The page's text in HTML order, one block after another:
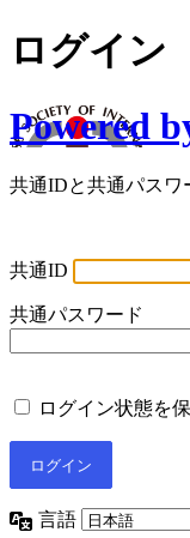
ログイン
Powered
共通IDと共通パスワ
共通ID
共通パスワード
ログイン状態を
言語